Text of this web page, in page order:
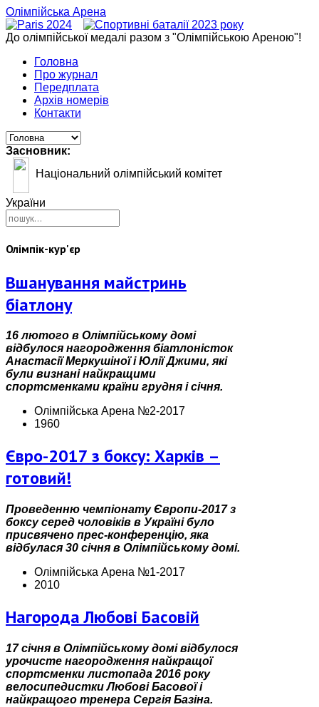
Олімпійська Арена
До олімпійської медалі разом з "Олімпійською Ареною"!
Головна
Про журнал
Передплата
Архів номерів
Контакти
Засновник:
Національний олімпійський комітет
України
Олімпік-кур'єр
Вшанування майстринь
біатлону
16 лютого в Олімпійському домі
відбулося нагородження біатлоністок
Анастасії Меркушіної і Юлії Джими, які
були визнані найкращими
спортсменками країни грудня і січня.
Олімпійська Арена №2-2017
1960
Євро-2017 з боксу: Харків –
готовий!
Проведенню чемпіонату Європи-2017 з
боксу серед чоловіків в Україні було
присвячено прес-конференцію, яка
відбулася 30 січня в Олімпійському домі.
Олімпійська Арена №1-2017
2010
Нагорода Любові Басовій
17 січня в Олімпійському домі відбулося
урочисте нагородження найкращої
спортсменки листопада 2016 року
велосипедистки Любові Басової і
найкращого тренера Сергія Базіна.